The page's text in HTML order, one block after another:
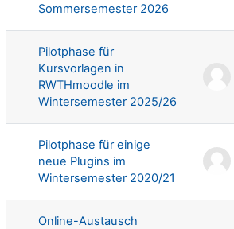
Sommersemester 2026
Pilotphase für
Kursvorlagen in
RWTHmoodle im
Wintersemester 2025/26
Pilotphase für einige
neue Plugins im
Wintersemester 2020/21
Online-Austausch